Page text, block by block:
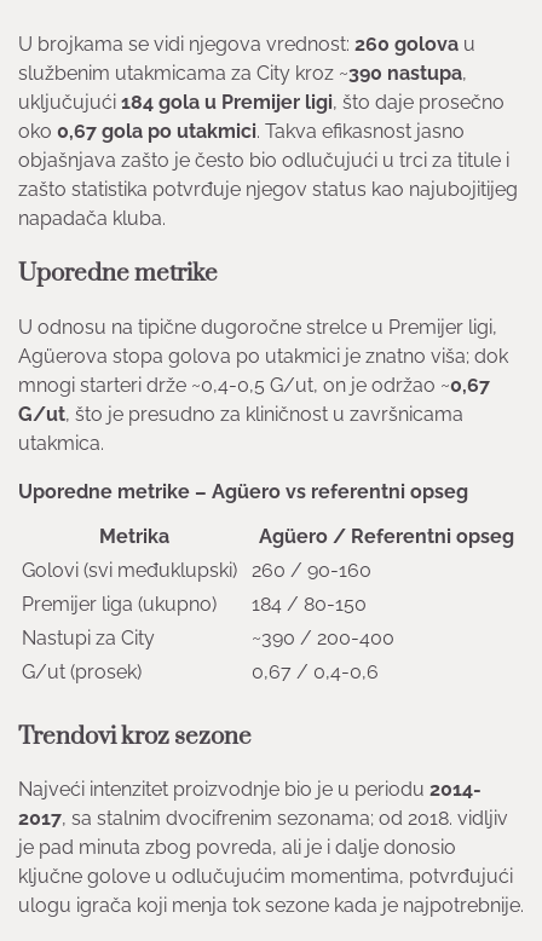
U brojkama se vidi njegova vrednost: 260 golova u
službenim utakmicama za City kroz ~390 nastupa,
uključujući 184 gola u Premijer ligi, što daje prosečno
oko 0,67 gola po utakmici. Takva efikasnost jasno
objašnjava zašto je često bio odlučujući u trci za titule i
zašto statistika potvrđuje njegov status kao najubojitijeg
napadača kluba.
Uporedne metrike
U odnosu na tipične dugoročne strelce u Premijer ligi,
Agüerova stopa golova po utakmici je znatno viša; dok
mnogi starteri drže ~0,4-0,5 G/ut, on je održao ~0,67
G/ut, što je presudno za kliničnost u završnicama
utakmica.
Uporedne metrike – Agüero vs referentni opseg
Metrika
Agüero / Referentni opseg
Golovi (svi međuklupski)
260 / 90-160
Premijer liga (ukupno)
184 / 80-150
Nastupi za City
~390 / 200-400
G/ut (prosek)
0,67 / 0,4-0,6
Trendovi kroz sezone
Najveći intenzitet proizvodnje bio je u periodu 2014-
2017, sa stalnim dvocifrenim sezonama; od 2018. vidljiv
je pad minuta zbog povreda, ali je i dalje donosio
ključne golove u odlučujućim momentima, potvrđujući
ulogu igrača koji menja tok sezone kada je najpotrebnije.